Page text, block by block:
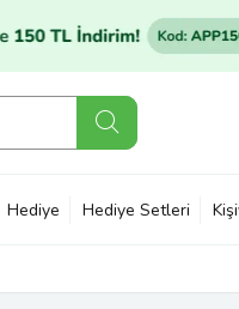
Hediye Hediye Setleri